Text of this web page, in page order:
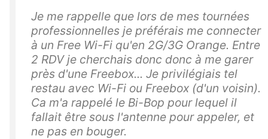
Je me rappelle que lors de mes tournées
professionnelles je préférais me connecter
à un Free Wi-Fi qu'en 2G/3G Orange. Entre
2 RDV je cherchais donc donc à me garer
près d'une Freebox... Je privilégiais tel
restau avec Wi-Fi ou Freebox (d'un voisin).
Ca m'a rappelé le Bi-Bop pour lequel il
fallait être sous l'antenne pour appeler, et
ne pas en bouger.